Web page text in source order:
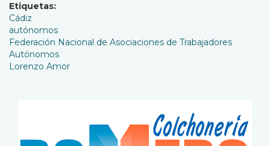
Etiquetas
Cádiz
autónomos
Federación Nacional de Asociaciones de Trabajadores
Autónomos
Lorenzo Amor